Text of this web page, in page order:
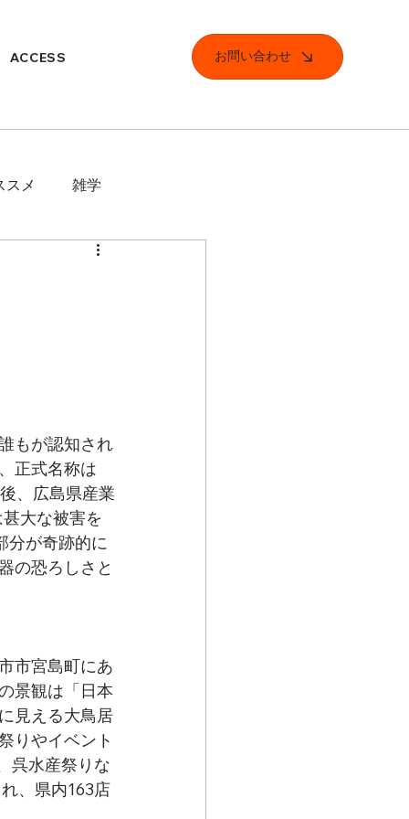
ACCESS お問い合わせ
スメ 雑学
もが認知され
正式名称は
、広島県産業
大な被害を
分が奇跡的に
の恐ろしさと
市宮島町にあ
景観は「日本
見える大鳥居
りやイベント
呉水産祭りな
、県内163店